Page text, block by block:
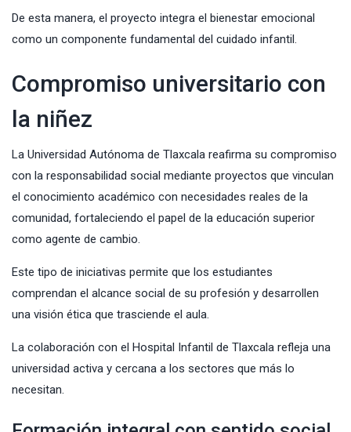
De esta manera, el proyecto integra el bienestar emocional
como un componente fundamental del cuidado infantil.
Compromiso universitario con
la niñez
La Universidad Autónoma de Tlaxcala reafirma su compromiso
con la responsabilidad social mediante proyectos que vinculan
el conocimiento académico con necesidades reales de la
comunidad, fortaleciendo el papel de la educación superior
como agente de cambio.
Este tipo de iniciativas permite que los estudiantes
comprendan el alcance social de su profesión y desarrollen
una visión ética que trasciende el aula.
La colaboración con el Hospital Infantil de Tlaxcala refleja una
universidad activa y cercana a los sectores que más lo
necesitan.